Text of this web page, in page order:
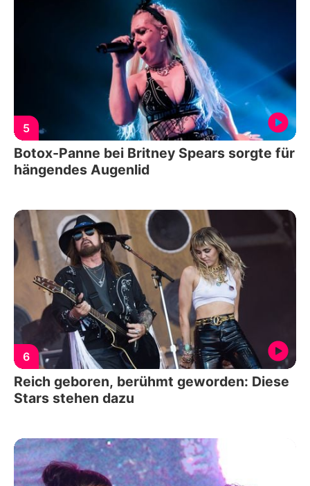
5
Botox-Panne bei Britney Spears sorgte für
hängendes Augenlid
6
Reich geboren, berühmt geworden: Diese
Stars stehen dazu